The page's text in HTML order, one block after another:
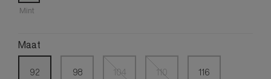
Mint
Maat
92 98 104 110 116